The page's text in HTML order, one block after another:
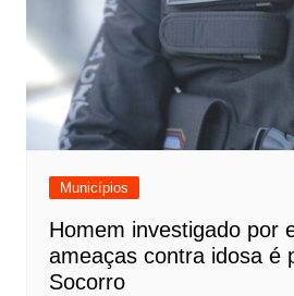
Municípios
Homem investigado por
ameaças contra idosa é
Socorro